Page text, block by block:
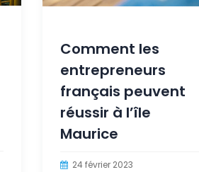
Comment les
entrepreneurs
français peuvent
réussir à l’île
Maurice
24 février 2023